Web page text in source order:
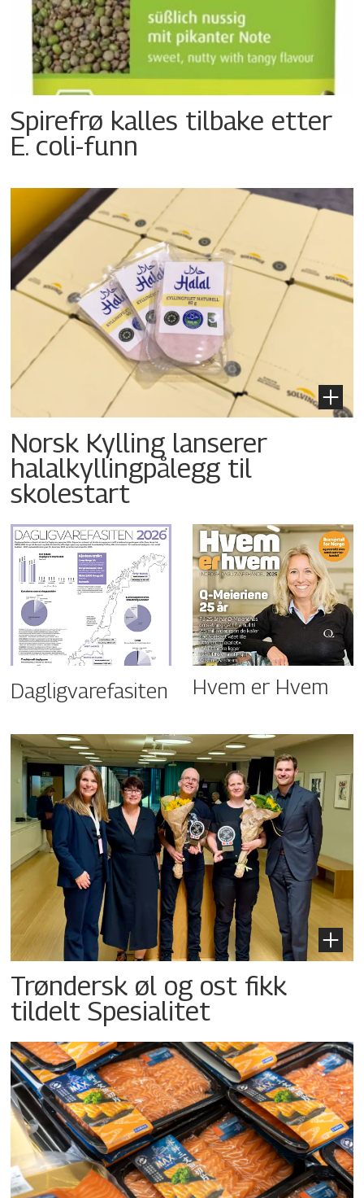
Spirefrø kalles tilbake etter
E. coli-funn
Norsk Kylling lanserer
halalkyllingpålegg til
skolestart
Dagligvarefasiten Hvem er Hvem
Trøndersk øl og ost fikk
tildelt Spesialitet